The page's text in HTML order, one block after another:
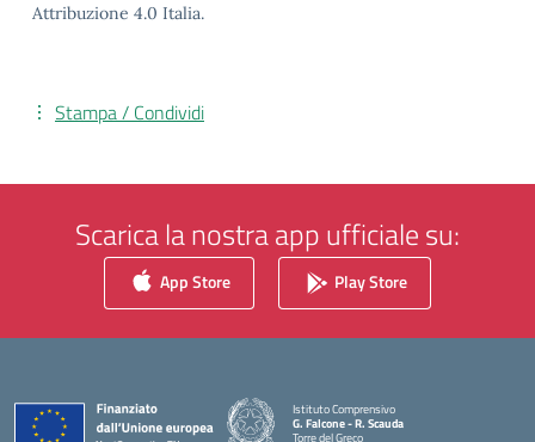
Attribuzione 4.0 Italia.
Stampa / Condividi
Scarica la nostra app ufficiale su:
App Store Play Store
Istituto Comprensivo
G. Falcone - R. Scauda
Torre del Greco